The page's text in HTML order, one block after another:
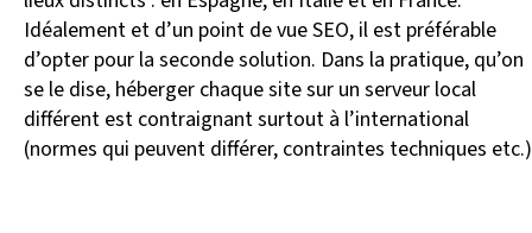
Idéalement et d’un point de vue SEO, il est préférable
d’opter pour la seconde solution. Dans la pratique, qu’on
se le dise, héberger chaque site sur un serveur local
différent est contraignant surtout à l’international
(normes qui peuvent différer, contraintes techniques etc.)